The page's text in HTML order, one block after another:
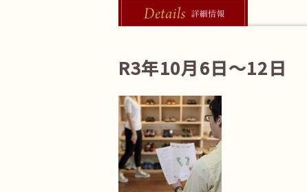
R3年10月6日～12日